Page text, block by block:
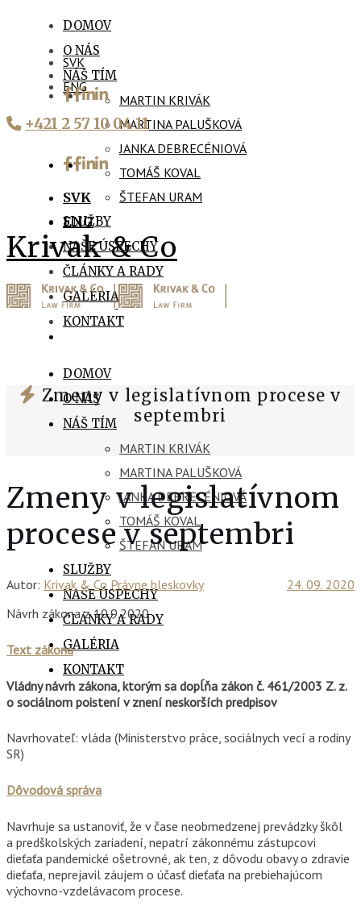
DOMOV
O NÁS
NÁŠ TÍM
MARTIN KRIVÁK
MARTINA PALUŠKOVÁ
JANKA DEBRECÉNIOVÁ
TOMÁŠ KOVAL
ŠTEFAN URAM
SLUŽBY
NAŠE ÚSPECHY
ČLÁNKY A RADY
GALÉRIA
KONTAKT
SVK
ENG
+421 2 57 10 04 11
SVK
ENG
Krivak & Co
DOMOV
O NÁS
NÁŠ TÍM
MARTIN KRIVÁK
MARTINA PALUŠKOVÁ
JANKA DEBRECÉNIOVÁ
TOMÁŠ KOVAL
ŠTEFAN URAM
SLUŽBY
NAŠE ÚSPECHY
ČLÁNKY A RADY
GALÉRIA
KONTAKT
Zmeny v legislatívnom procese v
septembri
Zmeny v legislatívnom
procese v septembri
Autor: Krivak & Co 24. 09. 2020
Právne bleskovky
Návrh zákona z 10.9.2020
Text zákona
Vládny návrh zákona, ktorým sa dopĺňa zákon č. 461/2003 Z. z.
o sociálnom poistení v znení neskorších predpisov
Navrhovateľ: vláda (Ministerstvo práce, sociálnych vecí a rodiny
SR)
Dôvodová správa
Navrhuje sa ustanoviť, že v čase neobmedzenej prevádzky škôl
a predškolských zariadení, nepatrí zákonnému zástupcovi
dieťaťa pandemické ošetrovné, ak ten, z dôvodu obavy o zdravie
dieťaťa, neprejavil záujem o účasť dieťaťa na prebiehajúcom
výchovno-vzdelávacom procese.